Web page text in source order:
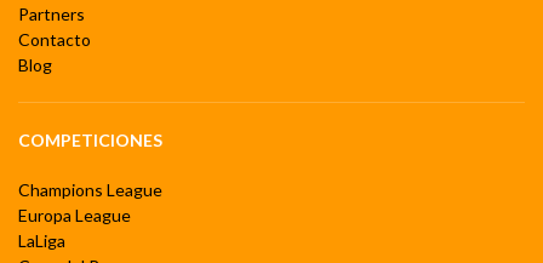
Partners
Contacto
Blog
COMPETICIONES
Champions League
Europa League
LaLiga